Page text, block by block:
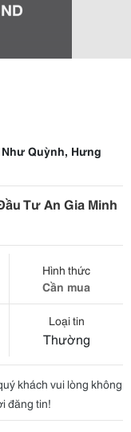
Quỳnh, Hưng
Tư An Gia Minh
Hình thức
Cần mua
Loại tin
Thường
khách vui lòng không
đăng tin!